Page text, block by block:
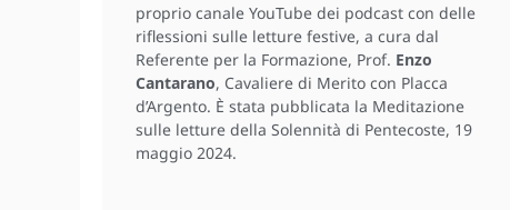
proprio canale YouTube dei podcast con delle
riflessioni sulle letture festive, a cura dal
Referente per la Formazione, Prof. Enzo
Cantarano, Cavaliere di Merito con Placca
d’Argento. È stata pubblicata la Meditazione
sulle letture della Solennità di Pentecoste, 19
maggio 2024.